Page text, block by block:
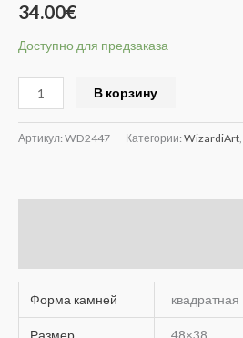
34.00€
Доступно для предзаказа
В корзину
Артикул: WD2447 Категории: WizardiArt,
Форма камней квадратная
Размер 48×38